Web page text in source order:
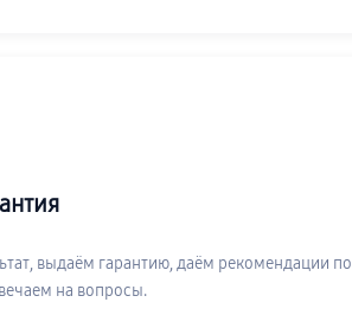
выдаём гарантию, даём рекомендации по
на вопросы.